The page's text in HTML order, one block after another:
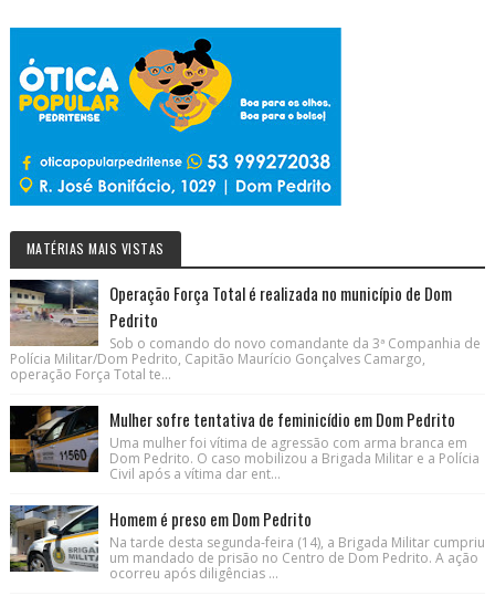
MATÉRIAS MAIS VISTAS
Operação Força Total é realizada no município de Dom
Pedrito
Sob o comando do novo comandante da 3ª Companhia de
Polícia Militar/Dom Pedrito, Capitão Maurício Gonçalves Camargo,
operação Força Total te...
Mulher sofre tentativa de feminicídio em Dom Pedrito
Uma mulher foi vítima de agressão com arma branca em
Dom Pedrito. O caso mobilizou a Brigada Militar e a Polícia
Civil após a vítima dar ent...
Homem é preso em Dom Pedrito
Na tarde desta segunda-feira (14), a Brigada Militar cumpriu
um mandado de prisão no Centro de Dom Pedrito. A ação
ocorreu após diligências ...